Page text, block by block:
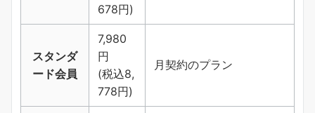
678円)
スタンダ
ード会員
7,980
円
(税込8,
778円)
月契約のプラン